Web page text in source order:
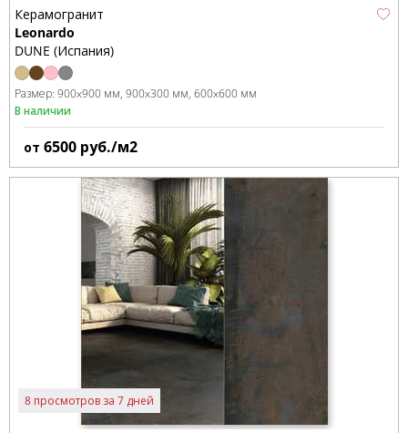
Керамогранит
Leonardo
DUNE (Испания)
Размер: 900x900 мм 900x300 мм 600x600 мм
В наличии
от 6500 руб./м2
8 просмотров за 7 дней